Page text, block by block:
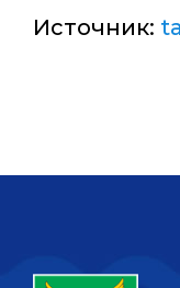
Источник: